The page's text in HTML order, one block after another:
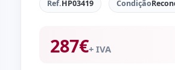
Ref.HP03419 Condição
287€+ IVA